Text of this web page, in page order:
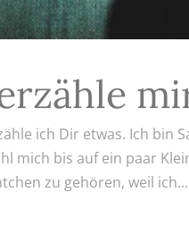
ich Dir etwas. Ich bin
mich bis auf ein paar
zu gehören, weil ich...